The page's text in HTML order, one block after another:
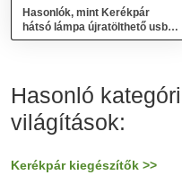
Hasonlók, mint Kerékpár
hátsó lámpa újratölthető usb
led cob
Hasonló
világítások:
Kerékpár kiegészítők >>